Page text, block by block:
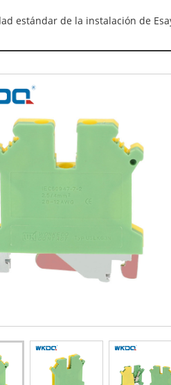
estándar de la instalación de